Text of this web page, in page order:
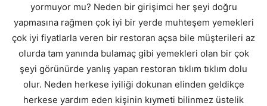
yormuyor mu? Neden bir girişimci her şeyi doğru
yapmasına rağmen çok iyi bir yerde muhteşem yemekleri
çok iyi fiyatlarla veren bir restoran açsa bile müşterileri az
olurda tam yanında bulamaç gibi yemekleri olan bir çok
şeyi görünürde yanlış yapan restoran tıklım tıklım dolu
olur. Neden herkese iyiliği dokunan elinden geldikçe
herkese yardım eden kişinin kıymeti bilinmez üstelik